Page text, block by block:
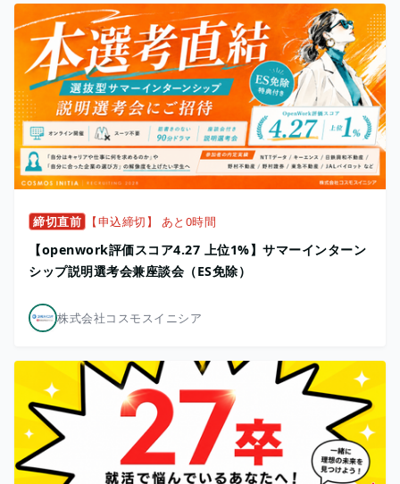
締切直前 【申込締切】 あと0時間
【openwork評価スコア4.27 上位1%】サマーインターン
シップ説明選考会兼座談会（ES免除）
株式会社コスモスイニシア